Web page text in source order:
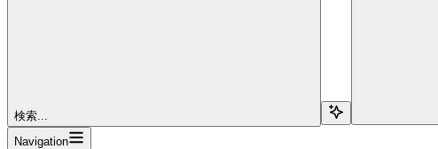
検索...
Navigation